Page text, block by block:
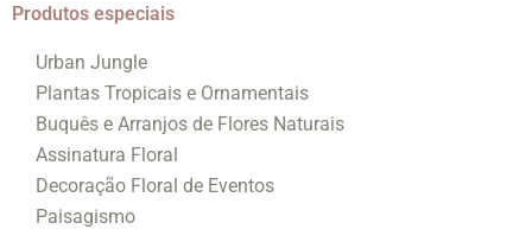
Produtos especiais
Urban Jungle
Plantas Tropicais e Ornamentais
Buquês e Arranjos de Flores Naturais
Assinatura Floral
Decoração Floral de Eventos
Paisagismo